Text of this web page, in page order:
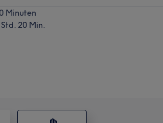
Minuten
Std. 20 Min.